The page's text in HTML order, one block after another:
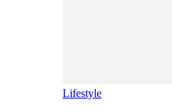
Lifestyle